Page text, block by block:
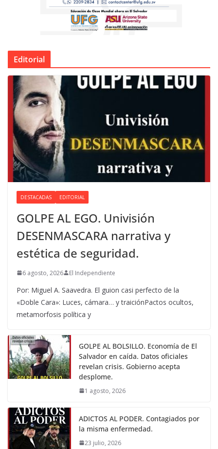
Editorial
DESTACADAS EDITORIAL
GOLPE AL EGO. Univisión
DESENMASCARA narrativa y
estética de seguridad.
6 agosto, 2026 El Independiente
Por: Miguel A. Saavedra. El guion casi perfecto de la
«Doble Cara»: Luces, cámara… y traiciónPactos ocultos,
metamorfosis política y
GOLPE AL BOLSILLO. Economía de El
Salvador en caída. Datos oficiales
revelan crisis. Gobierno acepta
desplome.
1 agosto, 2026
ADICTOS AL PODER. Contagiados por
la misma enfermedad.
23 julio, 2026